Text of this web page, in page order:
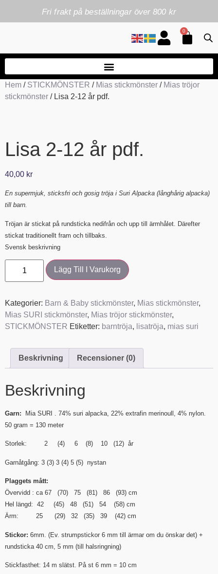
Fri frakt på beställningar över 800 kr
0
Hem / STICKMÖNSTER / Mias stickmönster / Mias tröjor
stickmönster / Lisa 2-12 år pdf.
Lisa 2-12 år pdf.
40,00 kr
En supermjuk, sticksfri och gosig tröja i Suri Alpacka (långhårig alpacka)
till barn.
Tröjan är stickat på rundsticka nedifrån och upp till ärmhålet. Därefter
stickat traditionellt fram och tillbaks.
Svensk beskrivning
Lägg Till I Varukorg
Kategorier: Barn & Baby stickmönster, Mias stickmönster,
Mias SURI stickmönster, Mias tröjor stickmönster,
STICKMÖNSTER Etiketter: barntröja, lisatröja, mias suri
Beskrivning Recensioner (0)
Beskrivning
Garn: Mia SURI . 74% suri alpacka, 22% extrafin merinoull, 4% nylon.
50 gram = 130 meter
Storlek: 2 (4) 6 (8) 10 (12) år
Garnåtgång: 3 (3) 3 (4) 5 (5) nystan
Plaggets mått:
Övervidd : ca 67 (70) 75 (81) 86 (93) cm
Hel längd: 42 (45) 48 (51) 54 (58) cm
Ärm: 25 (29) 32 (35) 39 (42) cm
Stickor: 6mm. (Ev. strumpstickor 6 mm till ärmar om du önskar det) +
rundsticka 40 cm, 5 mm (till halsringning)
Stickfasthet: 14 m slätst. På st 6 mm = 10 cm